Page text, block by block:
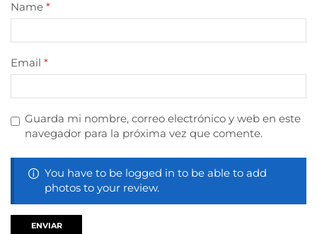
Name *
Email *
Guarda mi nombre, correo electrónico y web en este
navegador para la próxima vez que comente.
You have to be logged in to be able to add
photos to your review.